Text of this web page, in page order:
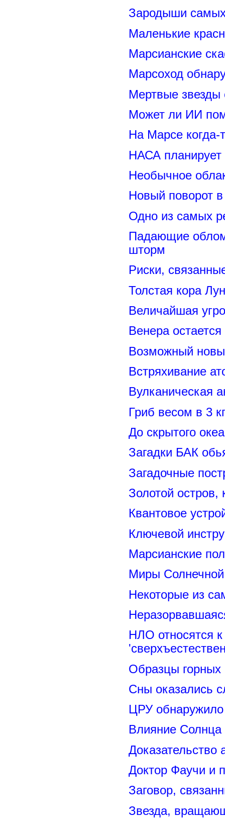
Зародыши самых
Маленькие
Марсианские
Марсоход
Мертвые звезды
Может ли ИИ
На Марсе
НАСА
Необычное
Новый поворот
Одно из самых
Падающие
шторм
Риски,
Толстая кора
Величайшая
Венера
Возможный
Встряхивание
Вулканическая
Гриб весом в 3
До скрытого
Загадки БАК
Загадочные
Золотой остров,
Квантовое
Ключевой
Марсианские
Миры
Некоторые из
НЛО относятся к
Образцы горных
Сны оказались
ЦРУ обнаружило
Влияние
Доказательство
Доктор Фаучи и
Заговор,
Звезда,